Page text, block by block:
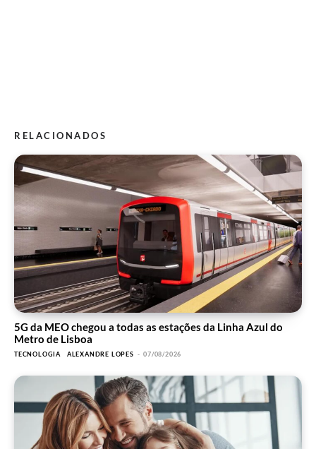
RELACIONADOS
5G da MEO chegou a todas as estações da Linha Azul do
Metro de Lisboa
TECNOLOGIA ALEXANDRE LOPES - 07/08/2026